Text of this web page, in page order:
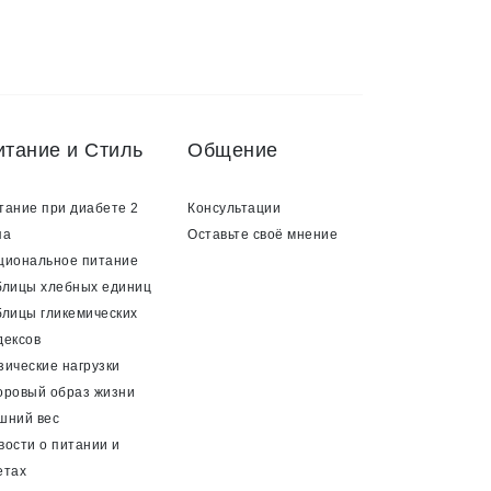
и Стиль
при диабете 2
питание
хлебных единиц
гликемических
нагрузки
образ жизни
вес
о питании и
Общение
Консультации
Оставьте своё мнение